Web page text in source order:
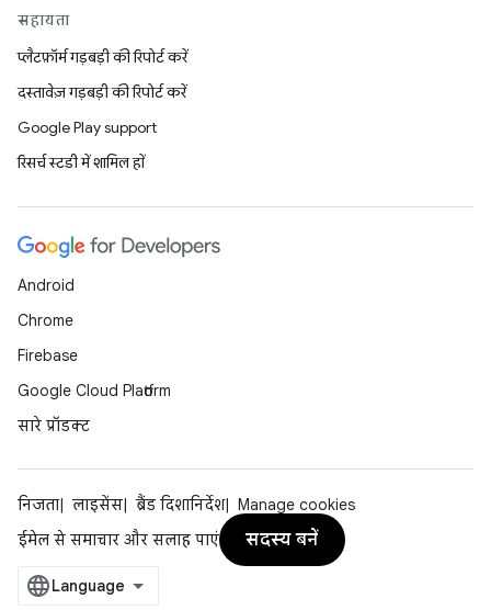
सहायता
प्लैटफ़ॉर्म गड़बड़ी की रिपोर्ट करें
दस्तावेज़ गड़बड़ी की रिपोर्ट करें
Google Play support
रिसर्च स्टडी में शामिल हों
Android
Chrome
Firebase
Google Cloud Platform
सारे प्रॉडक्ट
निजता लाइसेंस ब्रैंड दिशानिर्देश
Manage cookies
ईमेल से समाचार और सलाह पाएं
सदस्य बनें